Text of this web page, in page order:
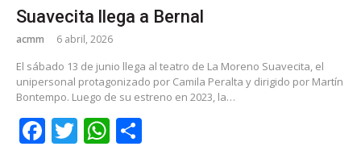
Suavecita llega a Bernal
acmm 6 abril, 2026
El sábado 13 de junio llega al teatro de La Moreno Suavecita, el
unipersonal protagonizado por Camila Peralta y dirigido por Martín
Bontempo. Luego de su estreno en 2023, la…
Facebook
TwitterWhatsApp